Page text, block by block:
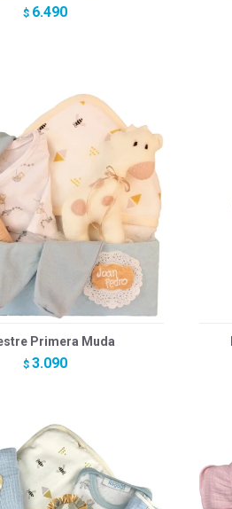
$ 6.490
Primera Muda
$ 3.090